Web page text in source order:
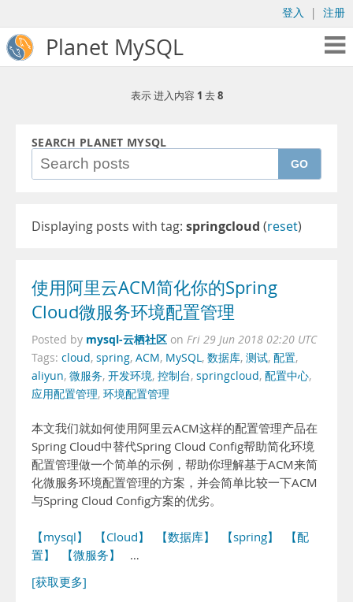
登入 | 注册
Planet MySQL
表示 进入内容 1 去8
SEARCH PLANET MYSQL
GO
Displaying posts with tag: springcloud (reset)
使用阿里云ACM简化你的Spring
Cloud微服务环境配置管理
Posted by mysql-云栖社区 on Fri 29 Jun 2018 02:20 UTC
Tags: cloud, spring, ACM, MySQL, 数据库, 测试, 配置,
aliyun, 微服务, 开发环境, 控制台, springcloud, 配置中心,
应用配置管理, 环境配置管理
本文我们就如何使用阿里云ACM这样的配置管理产品在
Spring Cloud中替代Spring Cloud Config帮助简化环境
配置管理做一个简单的示例，帮助你理解基于ACM来简
化微服务环境配置管理的方案，并会简单比较一下ACM
与Spring Cloud Config方案的优劣。
【mysql】 【Cloud】 【数据库】 【spring】
【配
置】
【微服务】
…
[获取更多]